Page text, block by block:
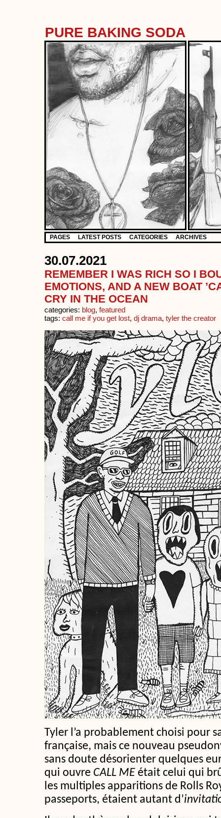
PURE BAKING SODA
PAGES LATEST POSTS CATEGORIES ARCHIVES
30.07.2021
REMEMBER I WAS RICH SO I
EMOTIONS, AND A NEW BOAT
CRY IN THE OCEAN
categories: blog, featured
tags: call me if you get lost, dj drama, tyler the creator
Tyler l’a probablement choisi pour
française, mais ce nouveau
sans doute désorienter quelques
qui ouvre CALL ME était celui qui
les multiples apparitions de Rolls
passeports, étaient autant d’